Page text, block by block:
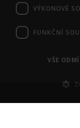
VAŠE OTÁZKY
OBCHODNÍ
ODSTOUPENÍ OD
NASTAVENÍ
VÝKONOVÉ
FUNKČNÍ
VŠE